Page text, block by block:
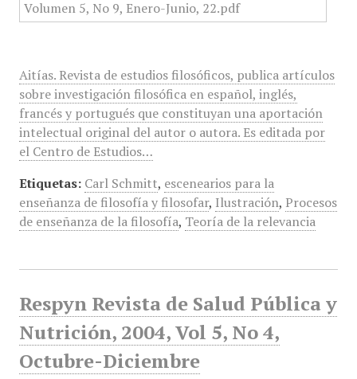
Aitías. Revista de estudios filosóficos, publica artículos
sobre investigación filosófica en español, inglés,
francés y portugués que constituyan una aportación
intelectual original del autor o autora. Es editada por
el Centro de Estudios…
Etiquetas: Carl Schmitt, escenearios para la
enseñanza de filosofía y filosofar, Ilustración, Procesos
de enseñanza de la filosofía, Teoría de la relevancia
Respyn Revista de Salud Pública y
Nutrición, 2004, Vol 5, No 4,
Octubre-Diciembre